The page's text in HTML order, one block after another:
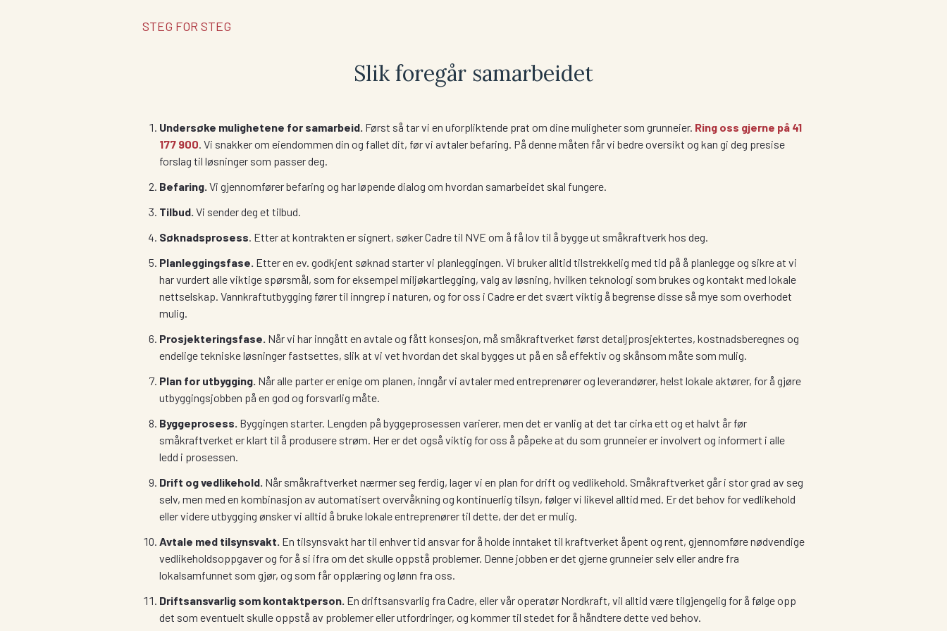
STEG FOR STEG
Slik foregår samarbeidet
Undersøke mulighetene for samarbeid. Først så tar vi en uforpliktende prat om dine muligheter som grunneier. Ring oss gjerne på 41
177 900. Vi snakker om eiendommen din og fallet dit, før vi avtaler befaring. På denne måten får vi bedre oversikt og kan gi deg presise
forslag til løsninger som passer deg.
Befaring. Vi gjennomfører befaring og har løpende dialog om hvordan samarbeidet skal fungere.
Tilbud. Vi sender deg et tilbud.
Søknadsprosess. Etter at kontrakten er signert, søker Cadre til NVE om å få lov til å bygge ut småkraftverk hos deg.
Planleggingsfase. Etter en ev. godkjent søknad starter vi planleggingen. Vi bruker alltid tilstrekkelig med tid på å planlegge og sikre at vi
har vurdert alle viktige spørsmål, som for eksempel miljøkartlegging, valg av løsning, hvilken teknologi som brukes og kontakt med lokale
nettselskap. Vannkraftutbygging fører til inngrep i naturen, og for oss i Cadre er det svært viktig å begrense disse så mye som overhodet
mulig.
Prosjekteringsfase. Når vi har inngått en avtale og fått konsesjon, må småkraftverket først detaljprosjektertes, kostnadsberegnes og
endelige tekniske løsninger fastsettes, slik at vi vet hvordan det skal bygges ut på en så effektiv og skånsom måte som mulig.
Plan for utbygging. Når alle parter er enige om planen, inngår vi avtaler med entreprenører og leverandører, helst lokale aktører, for å gjøre
utbyggingsjobben på en god og forsvarlig måte.
Byggeprosess. Byggingen starter. Lengden på byggeprosessen varierer, men det er vanlig at det tar cirka ett og et halvt år før
småkraftverket er klart til å produsere strøm. Her er det også viktig for oss å påpeke at du som grunneier er involvert og informert i alle
ledd i prosessen.
Drift og vedlikehold. Når småkraftverket nærmer seg ferdig, lager vi en plan for drift og vedlikehold. Småkraftverket går i stor grad av seg
selv, men med en kombinasjon av automatisert overvåkning og kontinuerlig tilsyn, følger vi likevel alltid med. Er det behov for vedlikehold
eller videre utbygging ønsker vi alltid å bruke lokale entreprenører til dette, der det er mulig.
Avtale med tilsynsvakt. En tilsynsvakt har til enhver tid ansvar for å holde inntaket til kraftverket åpent og rent, gjennomføre nødvendige
vedlikeholdsoppgaver og for å si ifra om det skulle oppstå problemer. Denne jobben er det gjerne grunneier selv eller andre fra
lokalsamfunnet som gjør, og som får opplæring og lønn fra oss.
Driftsansvarlig som kontaktperson. En driftsansvarlig fra Cadre, eller vår operatør Nordkraft, vil alltid være tilgjengelig for å følge opp
det som eventuelt skulle oppstå av problemer eller utfordringer, og kommer til stedet for å håndtere dette ved behov.